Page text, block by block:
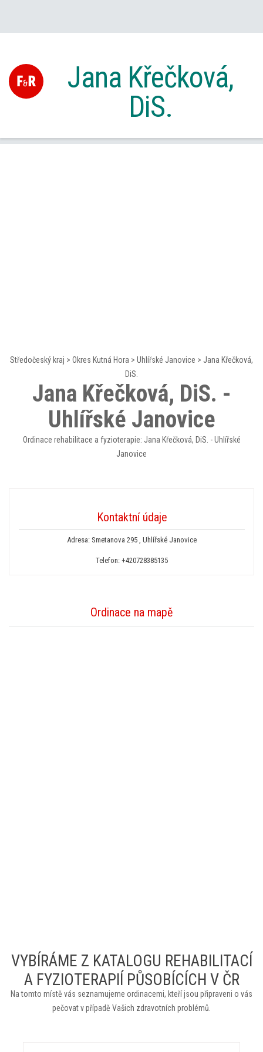
Jana Křečková,
DiS.
Středočeský kraj > Okres Kutná Hora > Uhlířské Janovice > Jana Křečková,
DiS.
Jana Křečková, DiS. -
Uhlířské Janovice
Ordinace rehabilitace a fyzioterapie: Jana Křečková, DiS. - Uhlířské
Janovice
Kontaktní údaje
Adresa: Smetanova 295 , Uhlířské Janovice
Telefon: +420728385135
Ordinace na mapě
VYBÍRÁME Z KATALOGU REHABILITACÍ
A FYZIOTERAPIÍ PŮSOBÍCÍCH V ČR
Na tomto místě vás seznamujeme ordinacemi, kteří jsou připraveni o vás
pečovat v případě Vašich zdravotních problémů.